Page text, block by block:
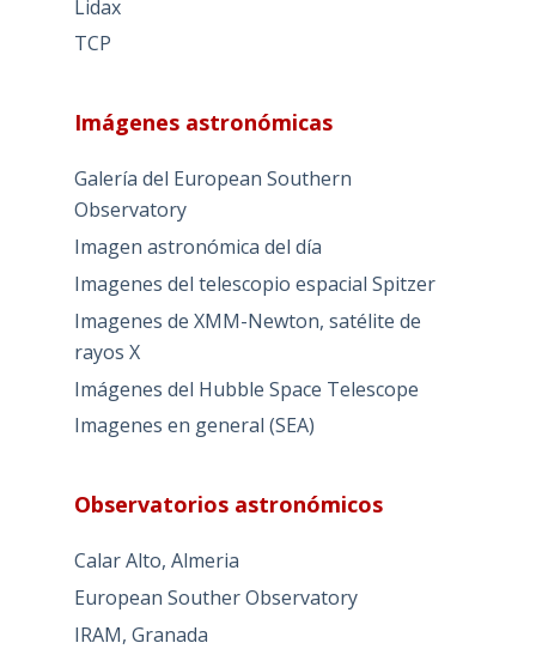
Lidax
TCP
Imágenes astronómicas
Galería del European Southern
Observatory
Imagen astronómica del día
Imagenes del telescopio espacial Spitzer
Imagenes de XMM-Newton, satélite de
rayos X
Imágenes del Hubble Space Telescope
Imagenes en general (SEA)
Observatorios astronómicos
Calar Alto, Almeria
European Souther Observatory
IRAM, Granada